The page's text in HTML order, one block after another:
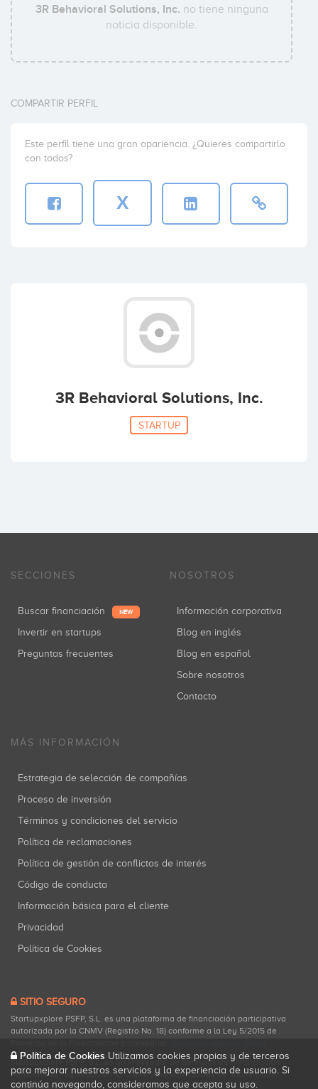
3R Behavioral Solutions, Inc. no tiene ninguna
noticia disponible.
COMPARTIR PERFIL
Este perfil tiene una gran apariencia. ¿Quieres compartirlo
con todos?
X
3R Behavioral Solutions, Inc.
STARTUP
SECCIONES
Buscar financiación NEW
Invertir en startups
Preguntas frecuentes
NOSOTROS
Información corporativa
Blog en inglés
Blog en español
Sobre nosotros
Contacto
MÁS INFORMACIÓN
Estrategia de selección de compañías
Proceso de inversión
Términos y condiciones del servicio
Política de reclamaciones
Política de gestión de conflictos de interés
Código de conducta
Información básica para el cliente
Privacidad
Política de Cookies
SITIO SEGURO
Startupxplore PSFP, S.L. es una plataforma de financiación participativa
autorizada por la CNMV (Registro No. 18) conforme a la Ley 5/2015 de
Startupxplore PSFP, S.L. es un Proveedor de Servicios de Financiación
Participativa registrado en la CNMV para actividades de financiación
participativa.
Política de Cookies Utilizamos cookies propias y de terceros
para mejorar nuestros servicios y la experiencia de usuario. Si
continúa navegando, consideramos que acepta su uso.